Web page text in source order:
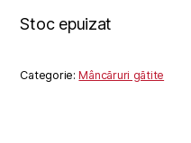
Stoc epuizat
Categorie:Mâncăruri gătite